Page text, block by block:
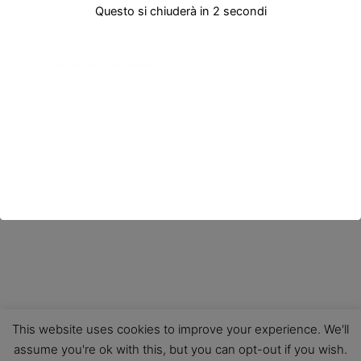
This website uses cookies to improve your experience. We'll
assume you're ok with this, but you can opt-out if you wish.
Questo si chiuderà in 2 secondi